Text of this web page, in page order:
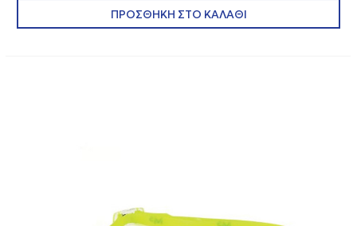
ΠΡΟΣΘΗΚΗ ΣΤΟ ΚΑΛΑΘΙ